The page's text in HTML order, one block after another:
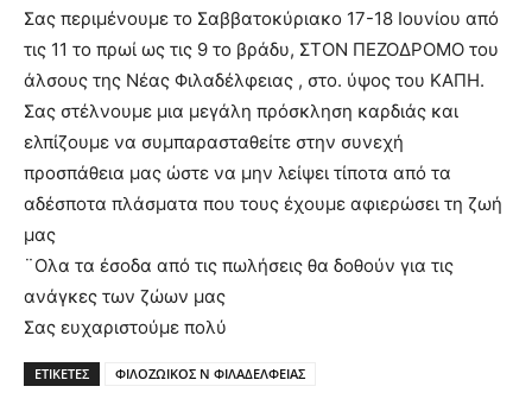
Σας περιμένουμε το Σαββατοκύριακο 17-18 Ιουνίου από
τις 11 το πρωί ως τις 9 το βράδυ, ΣΤΟΝ ΠΕΖΟΔΡΟΜΟ του
άλσους της Νέας Φιλαδέλφειας , στο. ύψος του ΚΑΠΗ.
Σας στέλνουμε μια μεγάλη πρόσκληση καρδιάς και
ελπίζουμε να συμπαρασταθείτε στην συνεχή
προσπάθεια μας ώστε να μην λείψει τίποτα από τα
αδέσποτα πλάσματα που τους έχουμε αφιερώσει τη ζωή
μας
¨Ολα τα έσοδα από τις πωλήσεις θα δοθούν για τις
ανάγκες των ζώων μας
Σας ευχαριστούμε πολύ
ΕΤΙΚΕΤΕΣ ΦΙΛΟΖΩΙΚΟΣ Ν ΦΙΛΑΔΕΛΦΕΙΑΣ